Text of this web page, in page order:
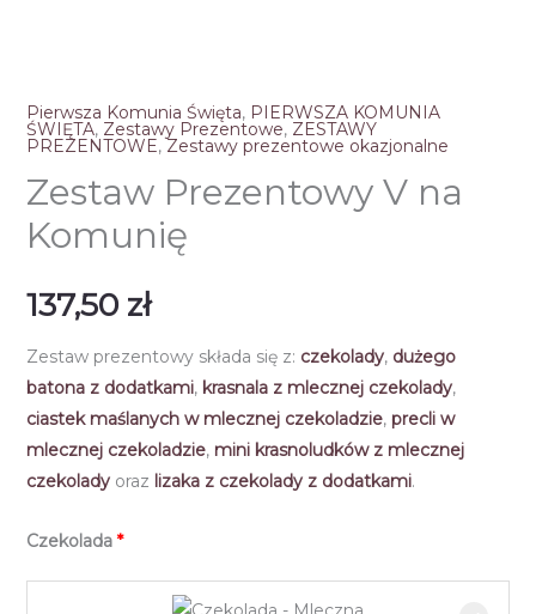
Pierwsza Komunia Święta, PIERWSZA KOMUNIA
ŚWIĘTA, Zestawy Prezentowe, ZESTAWY
PREZENTOWE,Zestawy prezentowe okazjonalne
Zestaw Prezentowy V na
Komunię
137,50 zł
Zestaw prezentowy składa się z: czekolady, dużego
batona z dodatkami,krasnala z mlecznej czekolady,
ciastek maślanych w mlecznej czekoladzie, precli w
mlecznej czekoladzie, mini krasnoludków z mlecznej
czekoladyoraz lizaka z czekolady z dodatkami.
Czekolada